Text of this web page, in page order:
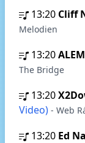
13:20 Cliff
Melodien
13:20
The Bridge
13:20
Video) - Web
13:20 Ed